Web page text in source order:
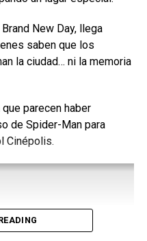
tanto para los
empresa que tiene
basados en
New Day, llega
saben que los
la ciudad… ni la memoria
parecen haber
de Spider-Man para
Cinépolis.